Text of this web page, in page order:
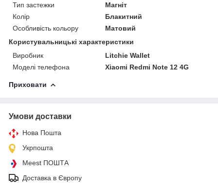
Тип застежки
Магніт
Колір
Блакитний
Особливість кольору
Матовий
Користувальницькі характеристики
Виробник
Litchie Wallet
Моделі телефона
Xiaomi Redmi Note 12 4G
Приховати
Умови доставки
Нова Пошта
Укрпошта
Meest ПОШТА
Доставка в Європу